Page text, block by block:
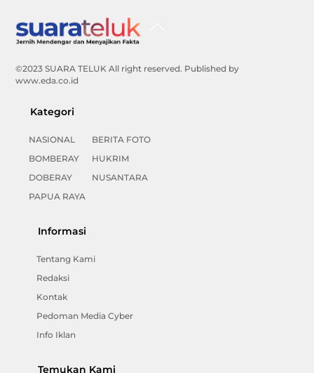
©2023 SUARA TELUK All right reserved. Published by
www.eda.co.id
Kategori
NASIONAL
BOMBERAY
DOBERAY
PAPUA RAYA
BERITA FOTO
HUKRIM
NUSANTARA
Informasi
Tentang Kami
Redaksi
Kontak
Pedoman Media Cyber
Info Iklan
Temukan Kami